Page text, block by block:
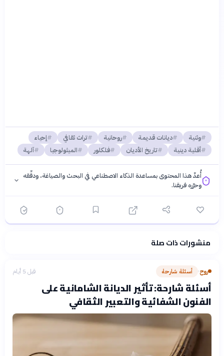
وثنية ديانات قديمة روحانية تراث ثقافي
إحياء
أقلية دينية
تاريخ الأديان فلكلور الميثولوجيا آلهة
أُعدّ هذا المحتوى بمساعدة الذكاء الاصطناعي في البحث والصياغة، ودقّقه
وحرّره فريقنا.
فلسفتنا المعرفية· سياسة الذكاء الاصطناعيمنشورات ذات صلة
روح› أسئلة شارحة قبل 5 أيام
أسئلة شارحة: تأثير الديانة الشامانية على
الفنون الشفائية والتعبير الثقافي